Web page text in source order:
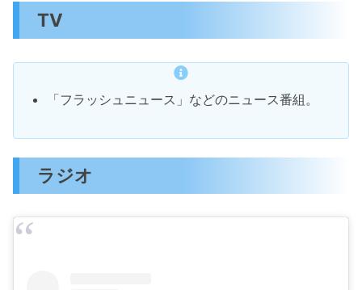
TV
「フラッシュニュース」などのニュース番組。
ラジオ